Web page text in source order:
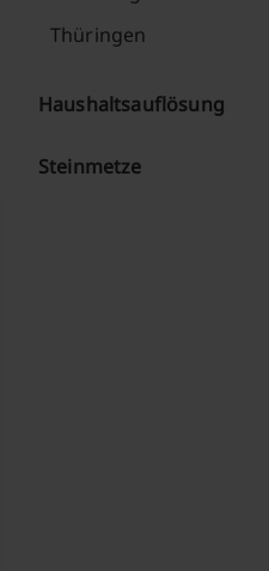
Thüringen
Haushaltsauflösung
Steinmetze